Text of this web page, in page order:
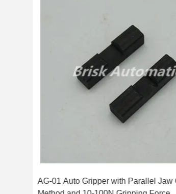
AG-01 Auto Gripper with Parallel Jaw